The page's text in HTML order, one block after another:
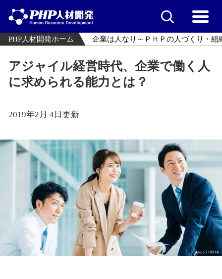
PHP人材開発ホーム 企業は人なり～ＰＨＰの人づくり・組
アジャイル経営時代、企業で働く人
に求められる能力とは？
2019年2月 4日更新